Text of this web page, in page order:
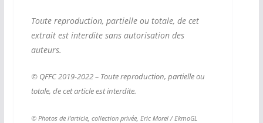
Toute reproduction, partielle ou totale, de cet
extrait est interdite sans autorisation des
auteurs.
© QFFC 2019-2022 – Toute reproduction, partielle ou
totale, de cet article est interdite.
© Photos de l’article, collection privée, Eric Morel / EkmoGL